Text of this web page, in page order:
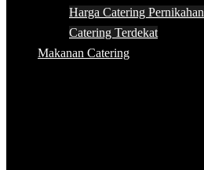
Harga Catering Pernikahan
Catering Terdekat
Makanan Catering